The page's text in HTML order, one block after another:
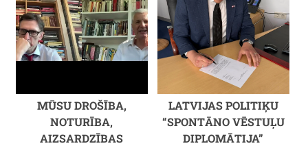
MŪSU DROŠĪBA,
NOTURĪBA,
AIZSARDZĪBAS
LATVIJAS POLITIĶU
“SPONTĀNO VĒSTUĻU
DIPLOMĀTIJA”